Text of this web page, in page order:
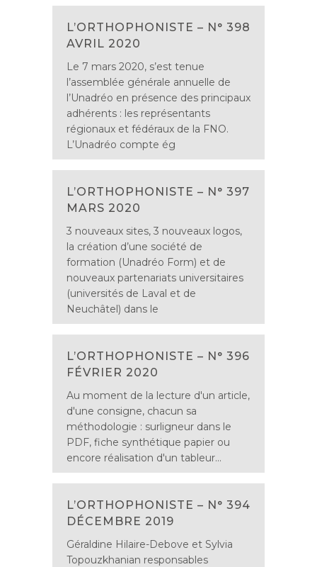
L’ORTHOPHONISTE – N° 398
AVRIL 2020
Le 7 mars 2020, s’est tenue
l’assemblée générale annuelle de
l’Unadréo en présence des principaux
adhérents : les représentants
régionaux et fédéraux de la FNO.
L’Unadréo compte ég
L’ORTHOPHONISTE – N° 397
MARS 2020
3 nouveaux sites, 3 nouveaux logos,
la création d’une société de
formation (Unadréo Form) et de
nouveaux partenariats universitaires
(universités de Laval et de
Neuchâtel) dans le
L’ORTHOPHONISTE – N° 396
FÉVRIER 2020
Au moment de la lecture d'un article,
d'une consigne, chacun sa
méthodologie : surligneur dans le
PDF, fiche synthétique papier ou
encore réalisation d'un tableur...
L’ORTHOPHONISTE – N° 394
DÉCEMBRE 2019
Géraldine Hilaire-Debove et Sylvia
Topouzkhanian responsables